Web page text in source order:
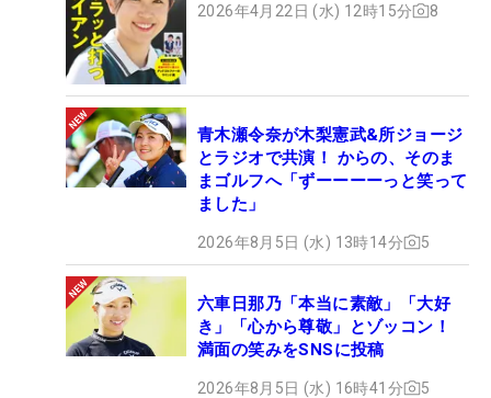
2026年4月22日 (水) 12時15分 8
青木瀬令奈が木梨憲武&所ジョージ
とラジオで共演！ からの、そのま
まゴルフへ「ずーーーーっと笑って
ました」
2026年8月5日 (水) 13時14分 5
六車日那乃「本当に素敵」「大好
き」「心から尊敬」とゾッコン！
満面の笑みをSNSに投稿
2026年8月5日 (水) 16時41分 5